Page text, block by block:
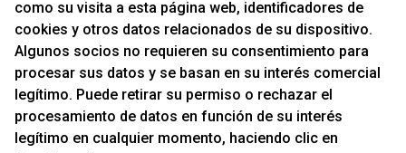
MARCAS
INFORMACIÓN
como su visita a esta página web, identificadores de
cookies y otros datos relacionados de su dispositivo.
Algunos socios no requieren su consentimiento para
procesar sus datos y se basan en su interés comercial
legítimo. Puede retirar su permiso o rechazar el
procesamiento de datos en función de su interés
legítimo en cualquier momento, haciendo clic en